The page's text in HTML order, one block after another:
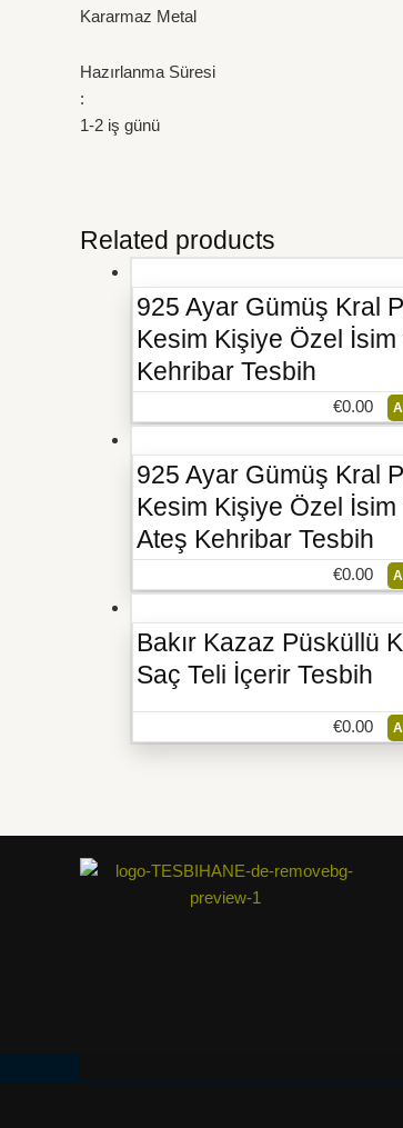
Kararmaz Metal
Hazırlanma Süresi
:
1-2 iş günü
Related products
925 Ayar Gümüş Kral
Kesim Kişiye Özel İsim
Kehribar Tesbih
€0.00
925 Ayar Gümüş Kral
Kesim Kişiye Özel İsim
Ateş Kehribar Tesbih
€0.00
Bakır Kazaz Püsküllü
Saç Teli İçerir Tesbih
€0.00